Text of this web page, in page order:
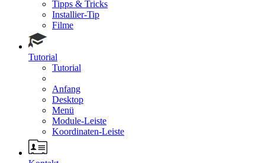
Tipps & Tricks
Installier-Tip
Filme
Tutorial
Tutorial
Anfang
Desktop
Menü
Module-Leiste
Koordinaten-Leiste